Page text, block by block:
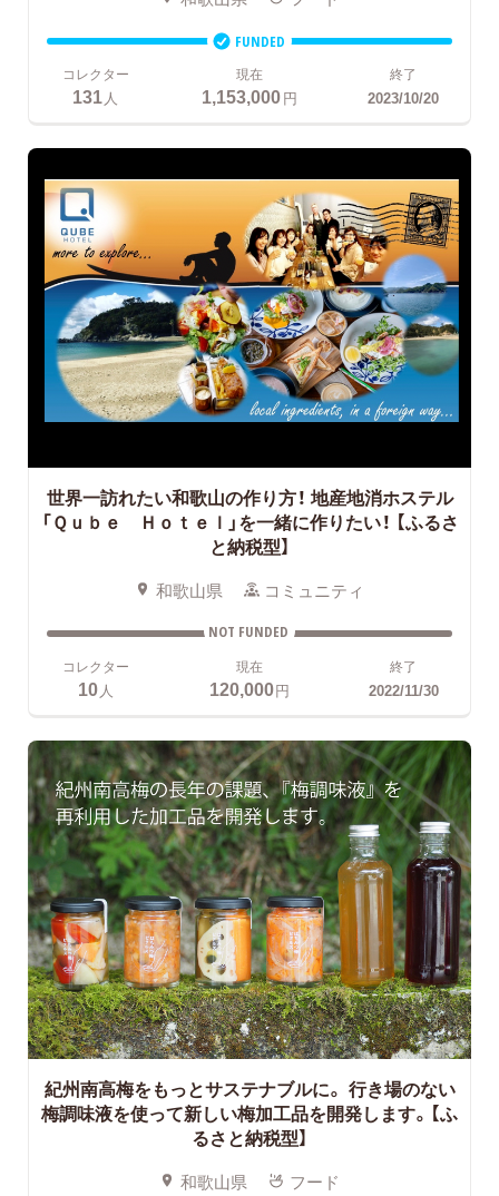
FUNDED
コレクター
131人
現在
1,153,000円
終了
2023/10/20
世界一訪れたい和歌山の作り方！ 地産地消ホステル
「Ｑｕｂｅ Ｈｏｔｅｌ」を一緒に作りたい！ 【ふるさ
と納税型】
和歌山県 コミュニティ
NOT FUNDED
コレクター
10人
現在
120,000円
終了
2022/11/30
紀州南高梅をもっとサステナブルに。 行き場のない
梅調味液を使って新しい梅加工品を開発します。【ふ
るさと納税型】
和歌山県 フード